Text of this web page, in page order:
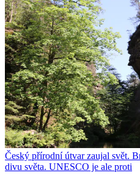
Český přírodní útvar zaujal svět.
divu světa. UNESCO je ale proti